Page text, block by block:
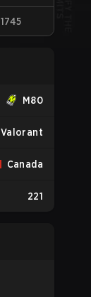
1745
M80
Valorant
Canada
221